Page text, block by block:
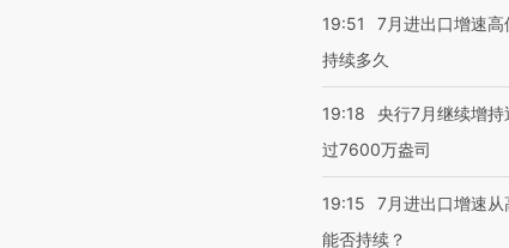
19:51
7月进出口增速
持续多久
19:18
央行7月继续增
过7600万盎司
19:15
7月进出口增速
能否持续？